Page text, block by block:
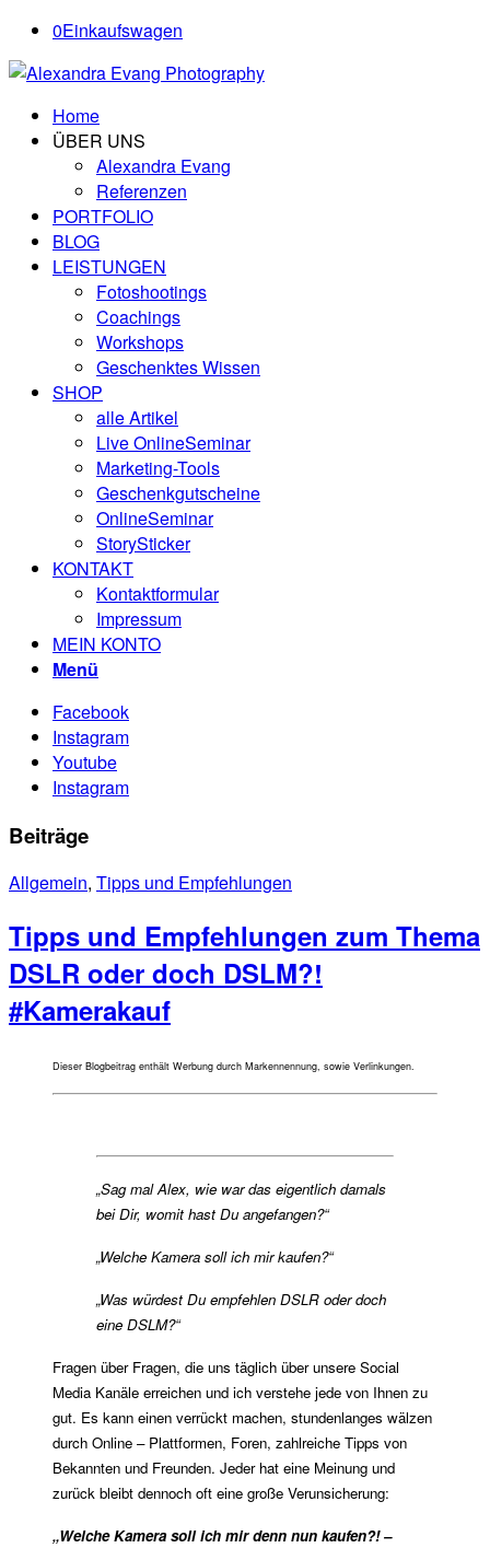
0Einkaufswagen
Home
ÜBER UNS
Alexandra Evang
Referenzen
PORTFOLIO
BLOG
LEISTUNGEN
Fotoshootings
Coachings
Workshops
Geschenktes Wissen
SHOP
alle Artikel
Live OnlineSeminar
Marketing-Tools
Geschenkgutscheine
OnlineSeminar
StorySticker
KONTAKT
Kontaktformular
Impressum
MEIN KONTO
Menü
Facebook
Instagram
Youtube
Instagram
Beiträge
Allgemein, Tipps und Empfehlungen
Tipps und Empfehlungen zum Thema
DSLR oder doch DSLM?!
#Kamerakauf
Dieser Blogbeitrag enthält Werbung durch Markennennung, sowie Verlinkungen.
„Sag mal Alex, wie war das eigentlich damals
bei Dir, womit hast Du angefangen?“
„Welche Kamera soll ich mir kaufen?“
„Was würdest Du empfehlen DSLR oder doch
eine DSLM?“
Fragen über Fragen, die uns täglich über unsere Social
Media Kanäle erreichen und ich verstehe jede von Ihnen zu
gut. Es kann einen verrückt machen, stundenlanges wälzen
durch Online – Plattformen, Foren, zahlreiche Tipps von
Bekannten und Freunden. Jeder hat eine Meinung und
zurück bleibt dennoch oft eine große Verunsicherung:
„Welche Kamera soll ich mir denn nun kaufen?! –